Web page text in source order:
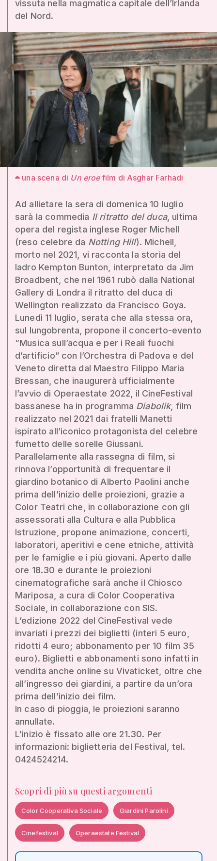
vissuta nella magmatica capitale dell’Irlanda
del Nord.
una scena di Un eroefilm di Asghar Farhadi
Ad allietare la sera di domenica 10 luglio
sarà la commedia Il ritratto del duca, ultima
opera del regista inglese Roger Michell
(reso celebre da Notting Hill). Michell,
morto nel 2021, vi racconta la storia del
ladro Kempton Bunton, interpretato da Jim
Broadbent, che nel 1961 rubò dalla National
Gallery di Londra il ritratto del duca di
Wellington realizzato da Francisco Goya.
Lunedì 11 luglio, serata che alla stessa ora,
sul lungobrenta, propone il concerto-evento
“Musica sull’acqua e per i Reali fuochi
d’artificio” con l’Orchestra di Padova e del
Veneto diretta dal Maestro Filippo Maria
Bressan, che inaugurerà ufficialmente
l’avvio di Operaestate 2022, il CineFestival
bassanese ha in programma Diabolik, film
realizzato nel 2021 dai fratelli Manetti
ispirato all’iconico protagonista del celebre
fumetto delle sorelle Giussani.
Parallelamente alla rassegna di film, si
rinnova l’opportunità di frequentare il
giardino botanico di Alberto Paolini anche
prima dell’inizio delle proiezioni, grazie a
Color Teatri che, in collaborazione con gli
assessorati alla Cultura e alla Pubblica
Istruzione, propone animazione, concerti,
laboratori, aperitivi e cene etniche, attività
per le famiglie e i più giovani. Aperto dalle
ore 18.30 e durante le proiezioni
cinematografiche sarà anche il Chiosco
Mariposa, a cura di Color Cooperativa
Sociale, in collaborazione con SIS.
L’edizione 2022 del CineFestival vede
invariati i prezzi dei biglietti (interi 5 euro,
ridotti 4 euro; abbonamento per 10 film 35
euro). Biglietti e abbonamenti sono infatti in
vendita anche online su Vivaticket, oltre che
all’ingresso dei giardini, a partire da un’ora
prima dell’inizio dei film.
In caso di pioggia, le proiezioni saranno
annullate.
L'inizio è fissato alle ore 21.30. Per
informazioni: biglietteria del Festival, tel.
0424524214.
Scopri di più su questi argomenti
Color Cooperativa Sociale Giardini Parolini
Cinefestival Operaestate Festival